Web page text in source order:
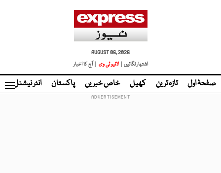
AUGUST 06, 2026
اشتہار لگائیں |
لائیو ٹی وی | آج کا اخبار
صفحۂ اول تازہ ترین کھیل خاص خبریں پاکستان انٹر نیشنل